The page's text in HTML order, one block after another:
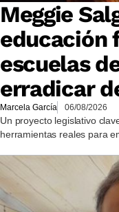
Meggie
educación
escuelas
erradicar
Marcela García 06/08/2026
Un proyecto legislativo
herramientas reales para